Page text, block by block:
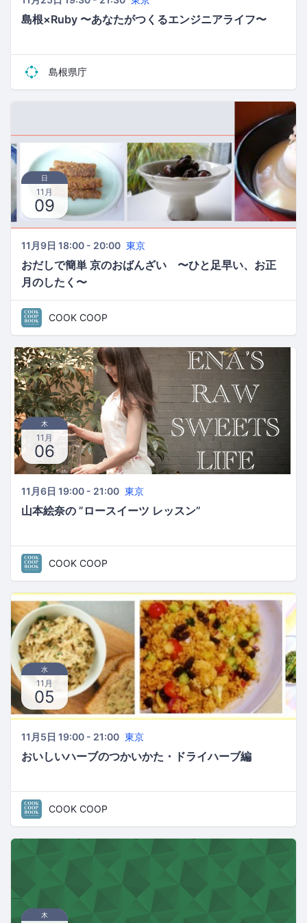
島根×Ruby 〜あなたがつくるエンジニアライフ〜
島根県庁
日
11月
09
11月9日 18:00 - 20:00 東京
おだしで簡単 京のおばんざい 〜ひと足早い、お正
月のしたく〜
COOK COOP
木
11月
06
11月6日 19:00 - 21:00 東京
山本絵奈の ”ロースイーツ レッスン”
COOK COOP
水
11月
05
11月5日 19:00 - 21:00 東京
おいしいハーブのつかいかた・ドライハーブ編
COOK COOP
木